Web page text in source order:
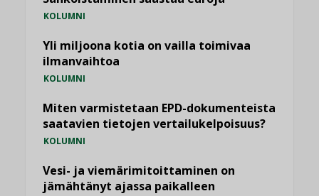
KOLUMNI
Yli miljoona kotia on vailla toimivaa
ilmanvaihtoa
KOLUMNI
Miten varmistetaan EPD-dokumenteista
saatavien tietojen vertailukelpoisuus?
KOLUMNI
Vesi- ja viemärimitoittaminen on
jämähtänyt ajassa paikalleen